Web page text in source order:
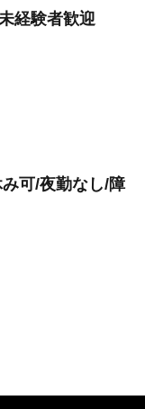
経験者歓迎
可/夜勤なし/障